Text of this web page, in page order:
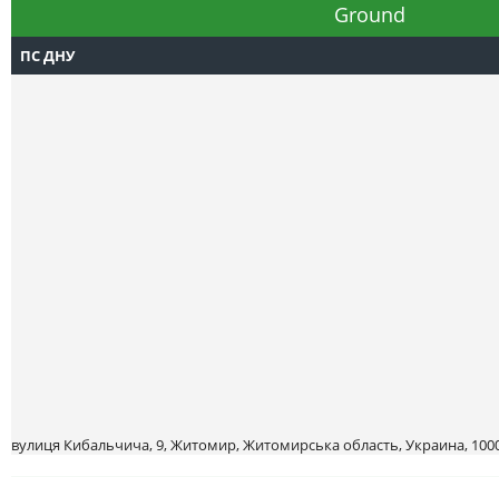
Ground
ПС ДНУ
вулиця Кибальчича, 9, Житомир, Житомирська область, Украина,